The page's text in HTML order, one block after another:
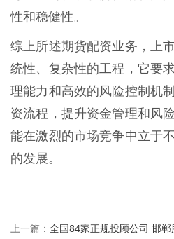
性和稳健性。
综上所述期货配资业务，上
统性、复杂性的工程，它要
理能力和高效的风险控制机
资流程，提升资金管理和风
能在激烈的市场竞争中立于
的发展。
上一篇： 全国84家正规投顾公司 邯